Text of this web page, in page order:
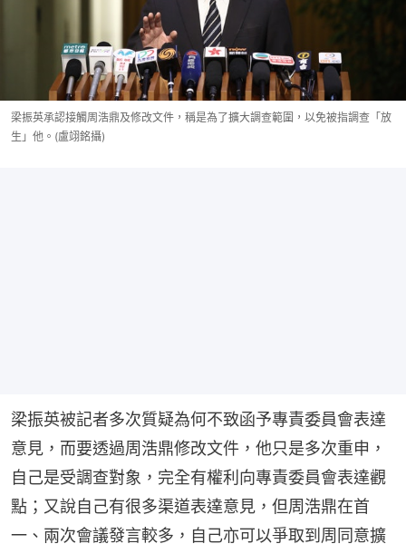
梁振英承認接觸周浩鼎及修改文件，稱是為了擴大調查範圍，以免被指調查「放
生」他。(盧翊銘攝)
梁振英被記者多次質疑為何不致函予專責委員會表達
意見，而要透過周浩鼎修改文件，他只是多次重申，
自己是受調查對象，完全有權利向專責委員會表達觀
點；又說自己有很多渠道表達意見，但周浩鼎在首
一、兩次會議發言較多，自己亦可以爭取到周同意擴